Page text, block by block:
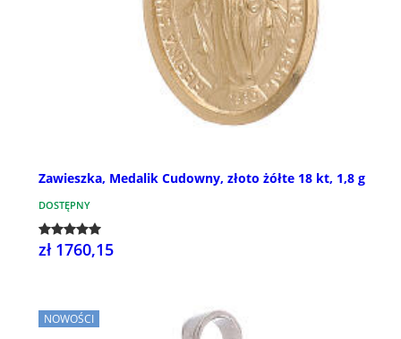
Zawieszka, Medalik Cudowny, złoto żółte 18 kt, 1,8 g
DOSTĘPNY
zł 1760,15
NOWOŚCI